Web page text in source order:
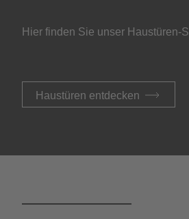
Hier finden Sie unser Haustüren-
Haustüren entdecken